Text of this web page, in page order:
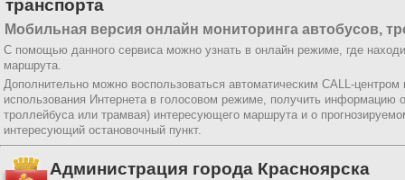
транспорта
Мобильная версия онлайн мониторинга автобусов,
С помощью данного сервиса можно узнать в онлайн режиме, где
маршрута.
Дополнительно можно воспользоваться автоматическим CALL-
использования Интернета в голосовом режиме, получить информацию
троллейбуса или трамвая) интересующего маршрута и о
интересующий остановочный пункт.
Администрация города Красноярска